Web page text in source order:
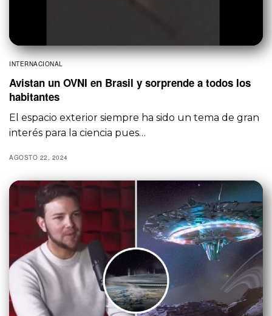
INTERNACIONAL
Avistan un OVNI en Brasil y sorprende a todos los
habitantes
El espacio exterior siempre ha sido un tema de gran
interés para la ciencia pues…
AGOSTO 22, 2024